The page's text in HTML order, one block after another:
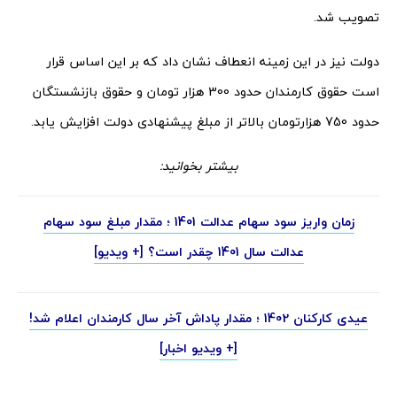
تصویب شد.
دولت نیز در این زمینه انعطاف نشان داد که بر این اساس قرار
است حقوق کارمندان حدود 300 هزار تومان و حقوق بازنشستگان
حدود 750 هزارتومان بالاتر از مبلغ پیشنهادی دولت افزایش یابد.
بیشتر بخوانید:
زمان واریز سود سهام عدالت 1401 ؛ مقدار مبلغ سود سهام
عدالت سال 1401 چقدر است؟ [+ ویدیو]
عیدی کارکنان 1402 ؛ مقدار پاداش آخر سال کارمندان اعلام شد!
[+ ویدیو اخبار]